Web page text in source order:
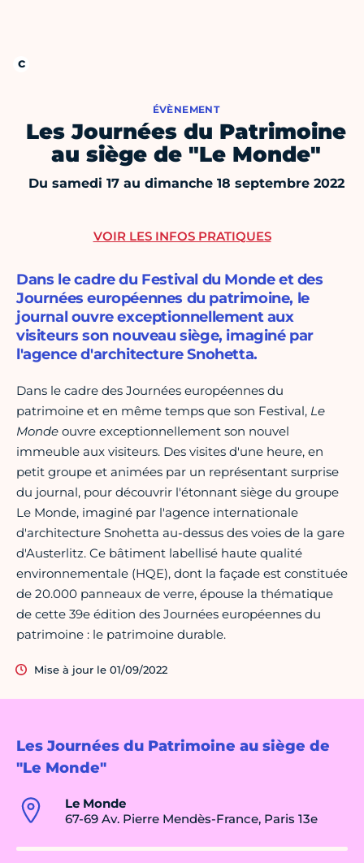
ÉVÈNEMENT
Les Journées du Patrimoine
au siège de "Le Monde"
Du samedi 17 au dimanche 18 septembre 2022
Les Journées du Patrimoine au siège de
"Le Monde"
Le Monde
67-69 Av. Pierre Mendès-France, Paris 13e
Dans le cadre du Festival du Monde et des
Journées européennes du patrimoine, le
journal ouvre exceptionnellement aux
visiteurs son nouveau siège, imaginé par
l'agence d'architecture Snohetta.
Dans le cadre des Journées européennes du
patrimoine et en même temps que son Festival, Le
Monde ouvre exceptionnellement son nouvel
immeuble aux visiteurs. Des visites d'une heure, en
petit groupe et animées par un représentant surprise
du journal, pour découvrir l'étonnant siège du groupe
Le Monde, imaginé par l'agence internationale
d'architecture Snohetta au-dessus des voies de la gare
d'Austerlitz. Ce bâtiment labellisé haute qualité
environnementale (HQE), dont la façade est constituée
de 20.000 panneaux de verre, épouse la thématique
de cette 39e édition des Journées européennes du
patrimoine : le patrimoine durable.
Mise à jour le 01/09/2022
VOIR LES INFOS PRATIQUES